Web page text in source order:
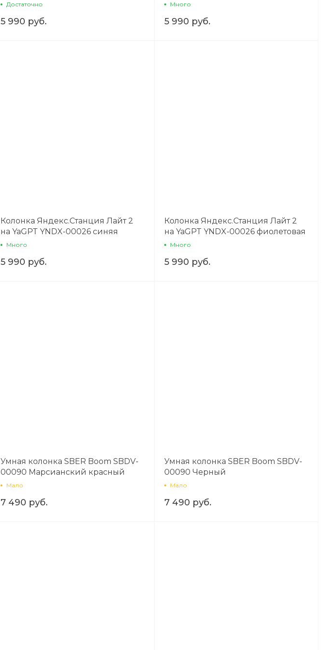
Достаточно
5 990 руб.
Много
5 990 руб.
Колонка Яндекс.Станция Лайт 2
на YaGPT YNDX-00026 синяя
Много
5 990 руб.
Колонка Яндекс.Станция Лайт 2
на YaGPT YNDX-00026 фиолетовая
Много
5 990 руб.
Умная колонка SBER Boom SBDV-
00090 Марсианский красный
Мало
7 490 руб.
Умная колонка SBER Boom SBDV-
00090 Черный
Мало
7 490 руб.